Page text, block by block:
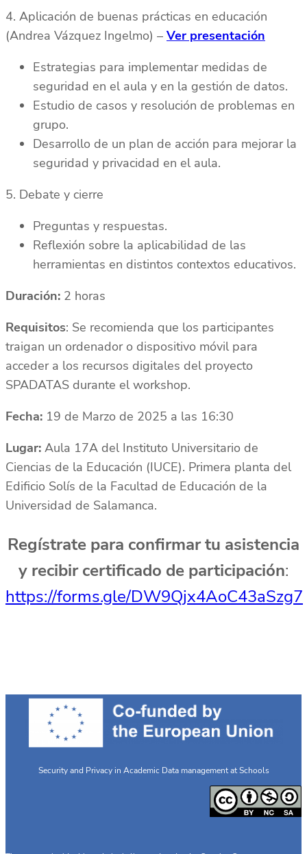
4. Aplicación de buenas prácticas en educación
(Andrea Vázquez Ingelmo) – Ver presentación
Estrategias para implementar medidas de
seguridad en el aula y en la gestión de datos.
Estudio de casos y resolución de problemas en
grupo.
Desarrollo de un plan de acción para mejorar la
seguridad y privacidad en el aula.
5. Debate y cierre
Preguntas y respuestas.
Reflexión sobre la aplicabilidad de las
herramientas en distintos contextos educativos.
Duración: 2 horas
Requisitos: Se recomienda que los participantes
traigan un ordenador o dispositivo móvil para
acceder a los recursos digitales del proyecto
SPADATAS durante el workshop.
Fecha: 19 de Marzo de 2025 a las 16:30
Lugar: Aula 17A del Instituto Universitario de
Ciencias de la Educación (IUCE). Primera planta del
Edificio Solís de la Facultad de Educación de la
Universidad de Salamanca.
Regístrate para confirmar tu asistencia
y recibir certificado de participación:
https://forms.gle/DW9Qjx4AoC43aSzg7
Security and Privacy in Academic Data management at Schools